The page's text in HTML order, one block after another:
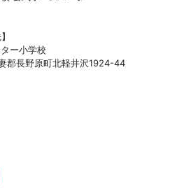
ー小学校
郡長野原町北軽井沢1924-44